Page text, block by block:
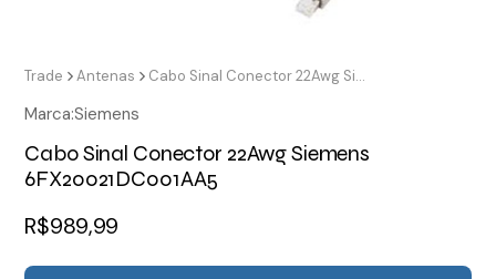
Trade Antenas Cabo Sinal Conector 22Awg Siemens 6FX20021DC001AA5
Marca:Siemens
Cabo Sinal Conector 22Awg Siemens
6FX20021DC001AA5
R$989,99